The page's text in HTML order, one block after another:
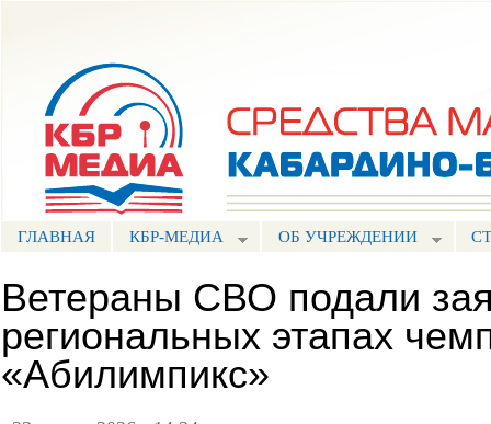
ГЛАВНАЯ КБР-МЕДИА ОБ УЧРЕЖДЕНИИ
Ветераны СВО подали
региональных этапах
«Абилимпикс»